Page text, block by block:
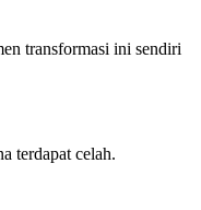
transformasi ini sendiri
terdapat celah.